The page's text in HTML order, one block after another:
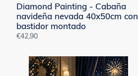
Diamond Painting - Cabaña
navideña nevada 40x50cm con
bastidor montado
Precio
€42,90
Diamond
Painting